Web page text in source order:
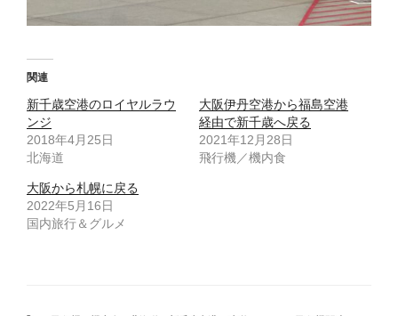
関連
新千歳空港のロイヤルラウ
ンジ
2018年4月25日
北海道
大阪伊丹空港から福島空港
経由で新千歳へ戻る
2021年12月28日
飛行機／機内食
大阪から札幌に戻る
2022年5月16日
国内旅行＆グルメ